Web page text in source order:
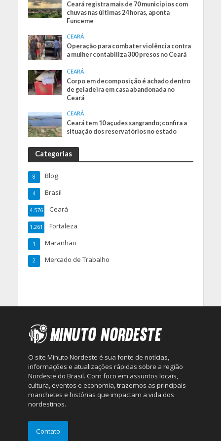
Ceará registra mais de 70 municípios com
chuvas nas últimas 24 horas, aponta
Funceme
CEARÁ
Operação para combater violência contra
a mulher contabiliza 300 presos no Ceará
CEARÁ
Corpo em decomposição é achado dentro
de geladeira em casa abandonada no
Ceará
CEARÁ
Ceará tem 10 açudes sangrando; confira a
situação dos reservatórios no estado
Categorias
Blog
8
Brasil
4
Ceará
4.576
Fortaleza
1.261
Maranhão
1
Mercado de Trabalho
2
O site Minuto Nordeste é sua fonte de notícias,
informações e atualizações rápidas sobre a região
Nordeste do Brasil. Com foco em assuntos locais,
cultura, eventos e economia, trazemos as principais
manchetes e histórias que impactam a vida dos
nordestinos.
Contato